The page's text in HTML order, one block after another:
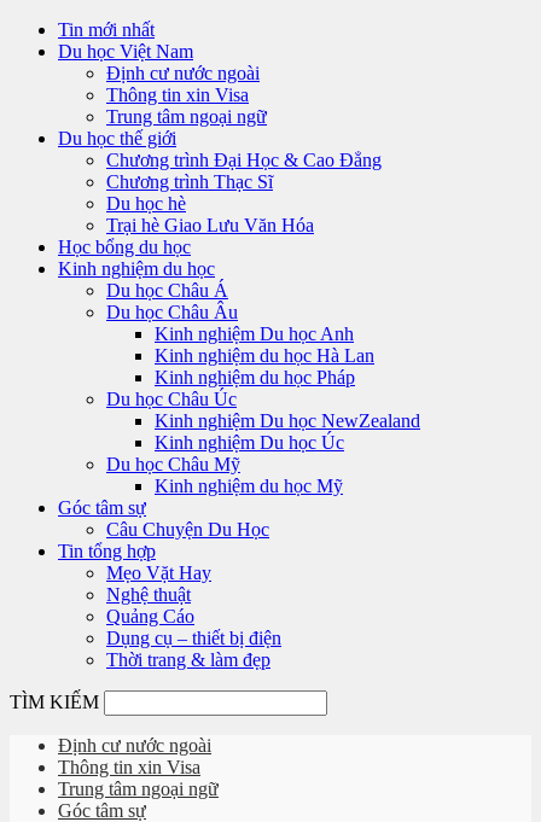
Tin mới nhất
Du học Việt Nam
Định cư nước ngoài
Thông tin xin Visa
Trung tâm ngoại ngữ
Du học thế giới
Chương trình Đại Học & Cao Đẳng
Chương trình Thạc Sĩ
Du học hè
Trại hè Giao Lưu Văn Hóa
Học bổng du học
Kinh nghiệm du học
Du học Châu Á
Du học Châu Âu
Kinh nghiệm Du học Anh
Kinh nghiệm du học Hà Lan
Kinh nghiệm du học Pháp
Du học Châu Úc
Kinh nghiệm Du học NewZealand
Kinh nghiệm Du học Úc
Du học Châu Mỹ
Kinh nghiệm du học Mỹ
Góc tâm sự
Câu Chuyện Du Học
Tin tổng hợp
Mẹo Vặt Hay
Nghệ thuật
Quảng Cáo
Dụng cụ – thiết bị điện
Thời trang & làm đẹp
TÌM KIẾM
Định cư nước ngoài
Thông tin xin Visa
Trung tâm ngoại ngữ
Góc tâm sự